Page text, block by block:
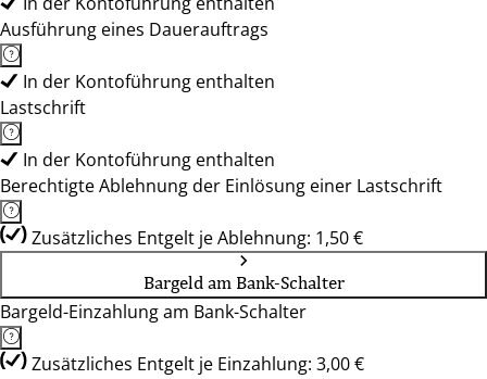
Ausführung eines Dauerauftrags
In der Kontoführung enthalten
Lastschrift
In der Kontoführung enthalten
Berechtigte Ablehnung der Einlösung einer Lastschrift
Zusätzliches Entgelt je Ablehnung: 1,50 €
Bargeld am Bank-Schalter
Bargeld-Einzahlung am Bank-Schalter
Zusätzliches Entgelt je Einzahlung: 3,00 €